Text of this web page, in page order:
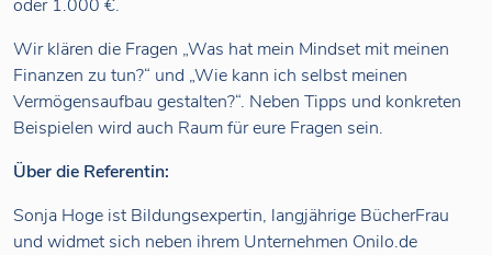
oder 1.000 €.
Wir klären die Fragen „Was hat mein Mindset mit meinen
Finanzen zu tun?“ und „Wie kann ich selbst meinen
Vermögensaufbau gestalten?“. Neben Tipps und konkreten
Beispielen wird auch Raum für eure Fragen sein.
Über die Referentin:
Sonja Hoge ist Bildungsexpertin, langjährige BücherFrau
und widmet sich neben ihrem Unternehmen Onilo.de